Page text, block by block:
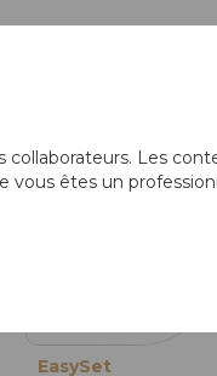
Pince
EasySet
Les
vous êtes un